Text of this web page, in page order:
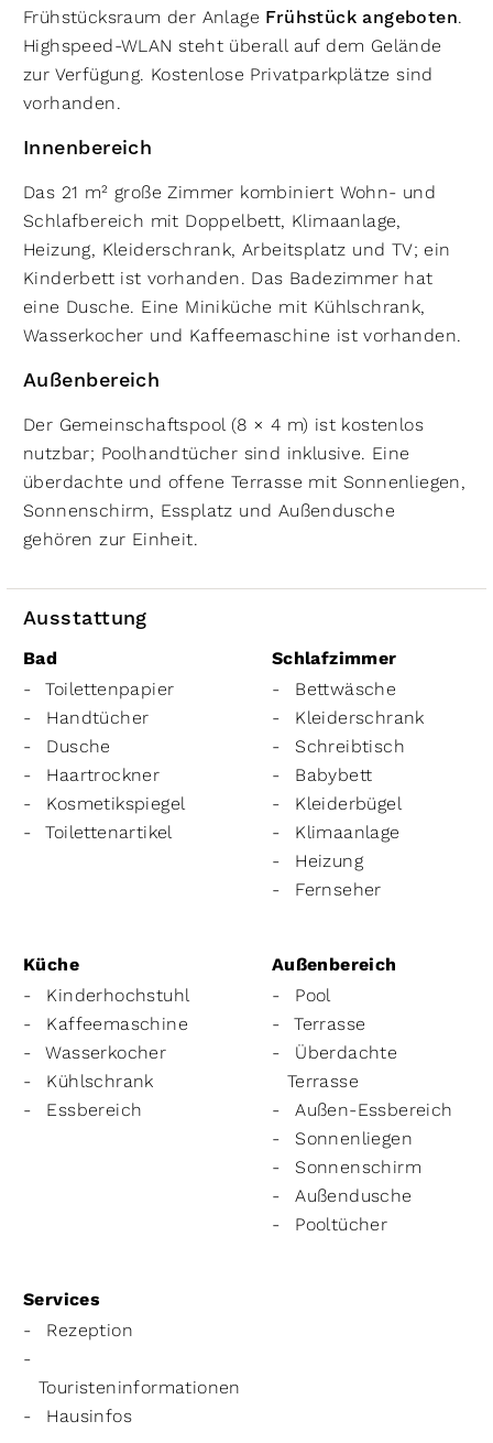
Frühstücksraum der Anlage Frühstück angeboten.
Highspeed-WLAN steht überall auf dem Gelände
zur Verfügung. Kostenlose Privatparkplätze sind
vorhanden.
Innenbereich
Das 21 m² große Zimmer kombiniert Wohn- und
Schlafbereich mit Doppelbett, Klimaanlage,
Heizung, Kleiderschrank, Arbeitsplatz und TV; ein
Kinderbett ist vorhanden. Das Badezimmer hat
eine Dusche. Eine Miniküche mit Kühlschrank,
Wasserkocher und Kaffeemaschine ist vorhanden.
Außenbereich
Der Gemeinschaftspool (8 × 4 m) ist kostenlos
nutzbar; Poolhandtücher sind inklusive. Eine
überdachte und offene Terrasse mit Sonnenliegen,
Sonnenschirm, Essplatz und Außendusche
gehören zur Einheit.
Ausstattung
Bad
Toilettenpapier
Handtücher
Dusche
Haartrockner
Kosmetikspiegel
Toilettenartikel
Schlafzimmer
Bettwäsche
Kleiderschrank
Schreibtisch
Babybett
Kleiderbügel
Klimaanlage
Heizung
Fernseher
Küche
Kinderhochstuhl
Kaffeemaschine
Wasserkocher
Kühlschrank
Essbereich
Außenbereich
Pool
Terrasse
Überdachte
Terrasse
Außen-Essbereich
Sonnenliegen
Sonnenschirm
Außendusche
Pooltücher
Services
Rezeption
Touristeninformationen
Hausinfos